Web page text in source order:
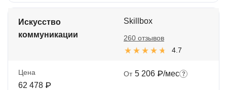
Искусство
коммуникации
Skillbox
4.7
260 отзывов
Цена
62 478 ₽
От 5 206 ₽/мес